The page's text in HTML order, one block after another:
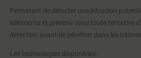
Permetent de détecter une intrusion
bâtiments et prévenir ainsi toute tentative
détection avant de pénétrer dans les
Les technologies disponibles :